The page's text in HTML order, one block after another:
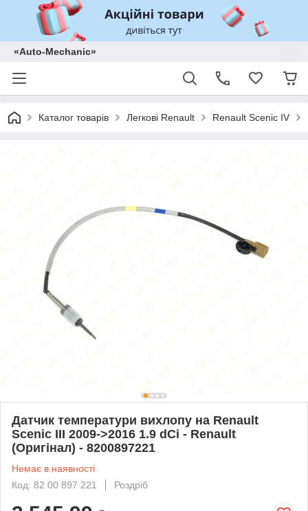
«Auto-Mechanic»
Каталог товарів Легкові Renault Renault Scenic IV
Датчик температури вихлопу на Renault
Scenic III 2009->2016 1.9 dCi - Renault
(Оригінал) - 8200897221
Немає в наявності
Код: 82 00 897 221
Роздріб